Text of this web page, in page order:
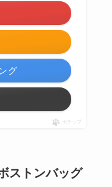
グ
ポチップ
ストンバッグ